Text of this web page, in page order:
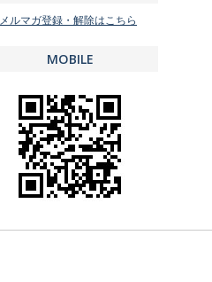
メルマガ登録・解除はこちら
MOBILE